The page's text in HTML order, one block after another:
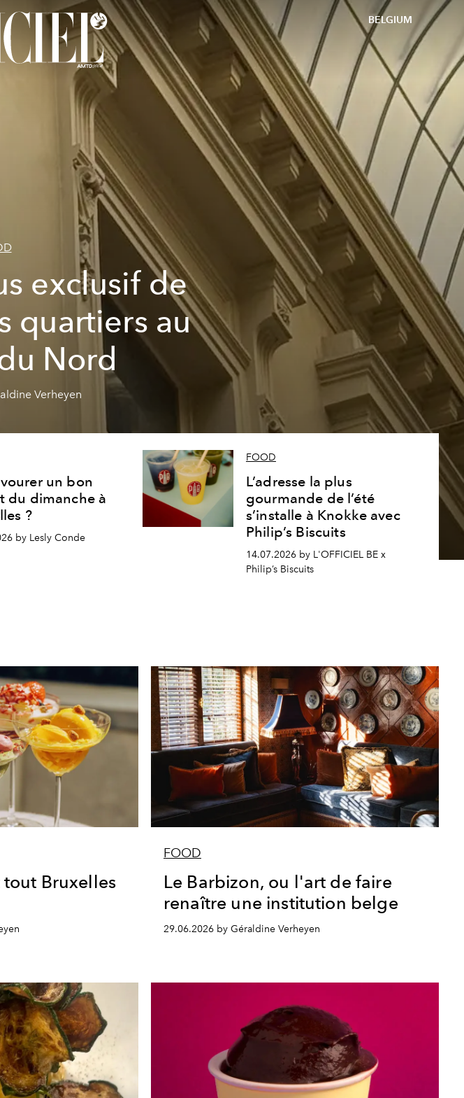
BELGIUM
exclusif de
quartiers au
Nord
Verheyen
un bon
du dimanche à
?
by Lesly Conde
FOOD
L’adresse la plus
gourmande de l’été
s’installe à Knokke avec
Philip’s Biscuits
14.07.2026 by L'OFFICIEL BE x
Philip’s Biscuits
tout Bruxelles
FOOD
Le Barbizon, ou l'art de faire
renaître une institution belge
29.06.2026 by Géraldine Verheyen